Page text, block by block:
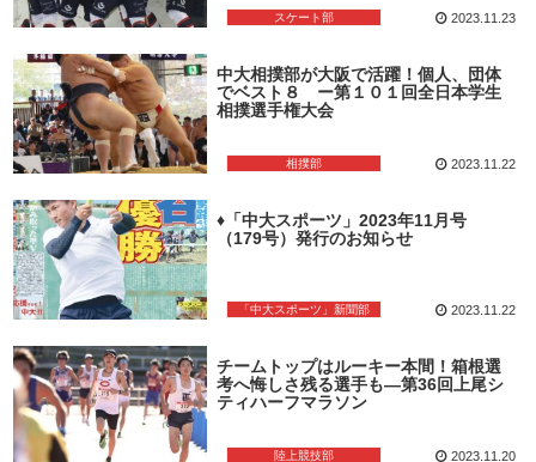
スケート部 2023.11.23
相撲部
中大相撲部が大阪で活躍！個人、団体
でベスト８ ー第１０１回全日本学生
相撲選手権大会
2023.11.22
「中大スポーツ」新聞部
♦「中大スポーツ」2023年11月号
（179号）発行のお知らせ
2023.11.22
陸上競技部
チームトップはルーキー本間！箱根選
考へ悔しさ残る選手も―第36回上尾シ
ティハーフマラソン
2023.11.20